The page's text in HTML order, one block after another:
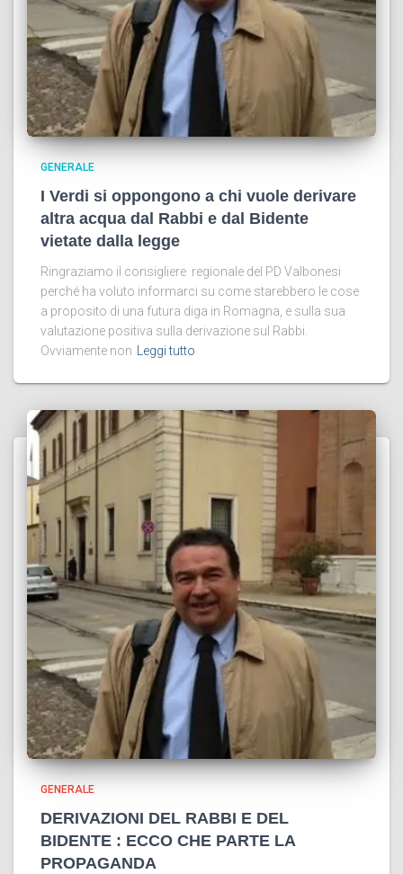
GENERALE
I Verdi si oppongono a chi vuole derivare
altra acqua dal Rabbi e dal Bidente
vietate dalla legge
Ringraziamo il consigliere regionale del PD Valbonesi
perché ha voluto informarci su come starebbero le cose
a proposito di una futura diga in Romagna, e sulla sua
valutazione positiva sulla derivazione sul Rabbi.
Ovviamente non
Leggi tutto
GENERALE
DERIVAZIONI DEL RABBI E DEL
BIDENTE : ECCO CHE PARTE LA
PROPAGANDA